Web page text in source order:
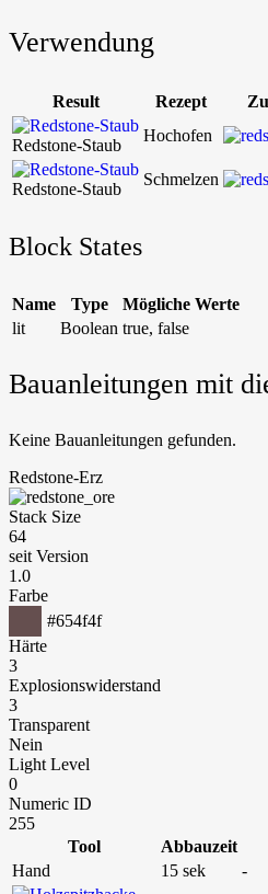
Verwendung
Result Rezept
Redstone-Staub
Hochofen
Redstone-Staub
Schmelzen
Block States
Name Type
Mögliche Werte
lit
Boolean true, false
Bauanleitungen mit
Keine Bauanleitungen gefunden.
Redstone-Erz
Stack Size
64
seit Version
1.0
Farbe
#654f4f
Härte
3
Explosionswiderstand
3
Transparent
Nein
Light Level
0
Numeric ID
255
Tool
Abbauzeit
Hand
15 sek -